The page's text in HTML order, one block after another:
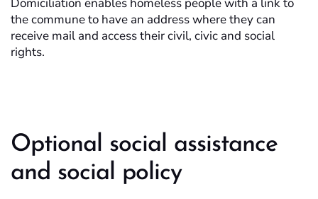
Domiciliation enables homeless people with a link to
the commune to have an address where they can
receive mail and access their civil, civic and social
rights.
Optional social assistance
and social policy